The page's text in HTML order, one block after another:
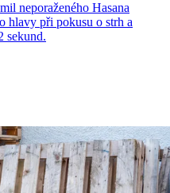
neporaženého Hasana
hlavy při pokusu o strh a
sekund.